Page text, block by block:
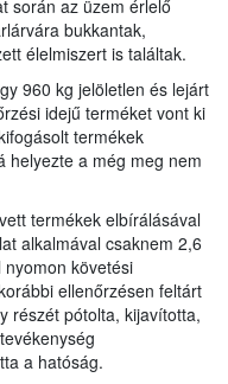
során az üzem érlelő
bukkantak,
élelmiszert is találtak.
960 kg jelöletlen és lejárt
idejű terméket vont ki
termékek
helyezte a még meg nem
termékek elbírálásával
alkalmával csaknem 2,6
követési
ellenőrzésen feltárt
részét pótolta, kijavította,
a hatóság.